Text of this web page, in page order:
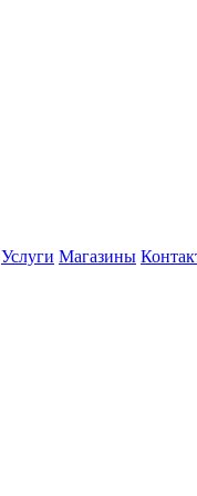
Услуги Магазины